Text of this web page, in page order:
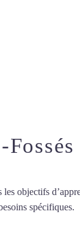
objectifs
spécifiques.